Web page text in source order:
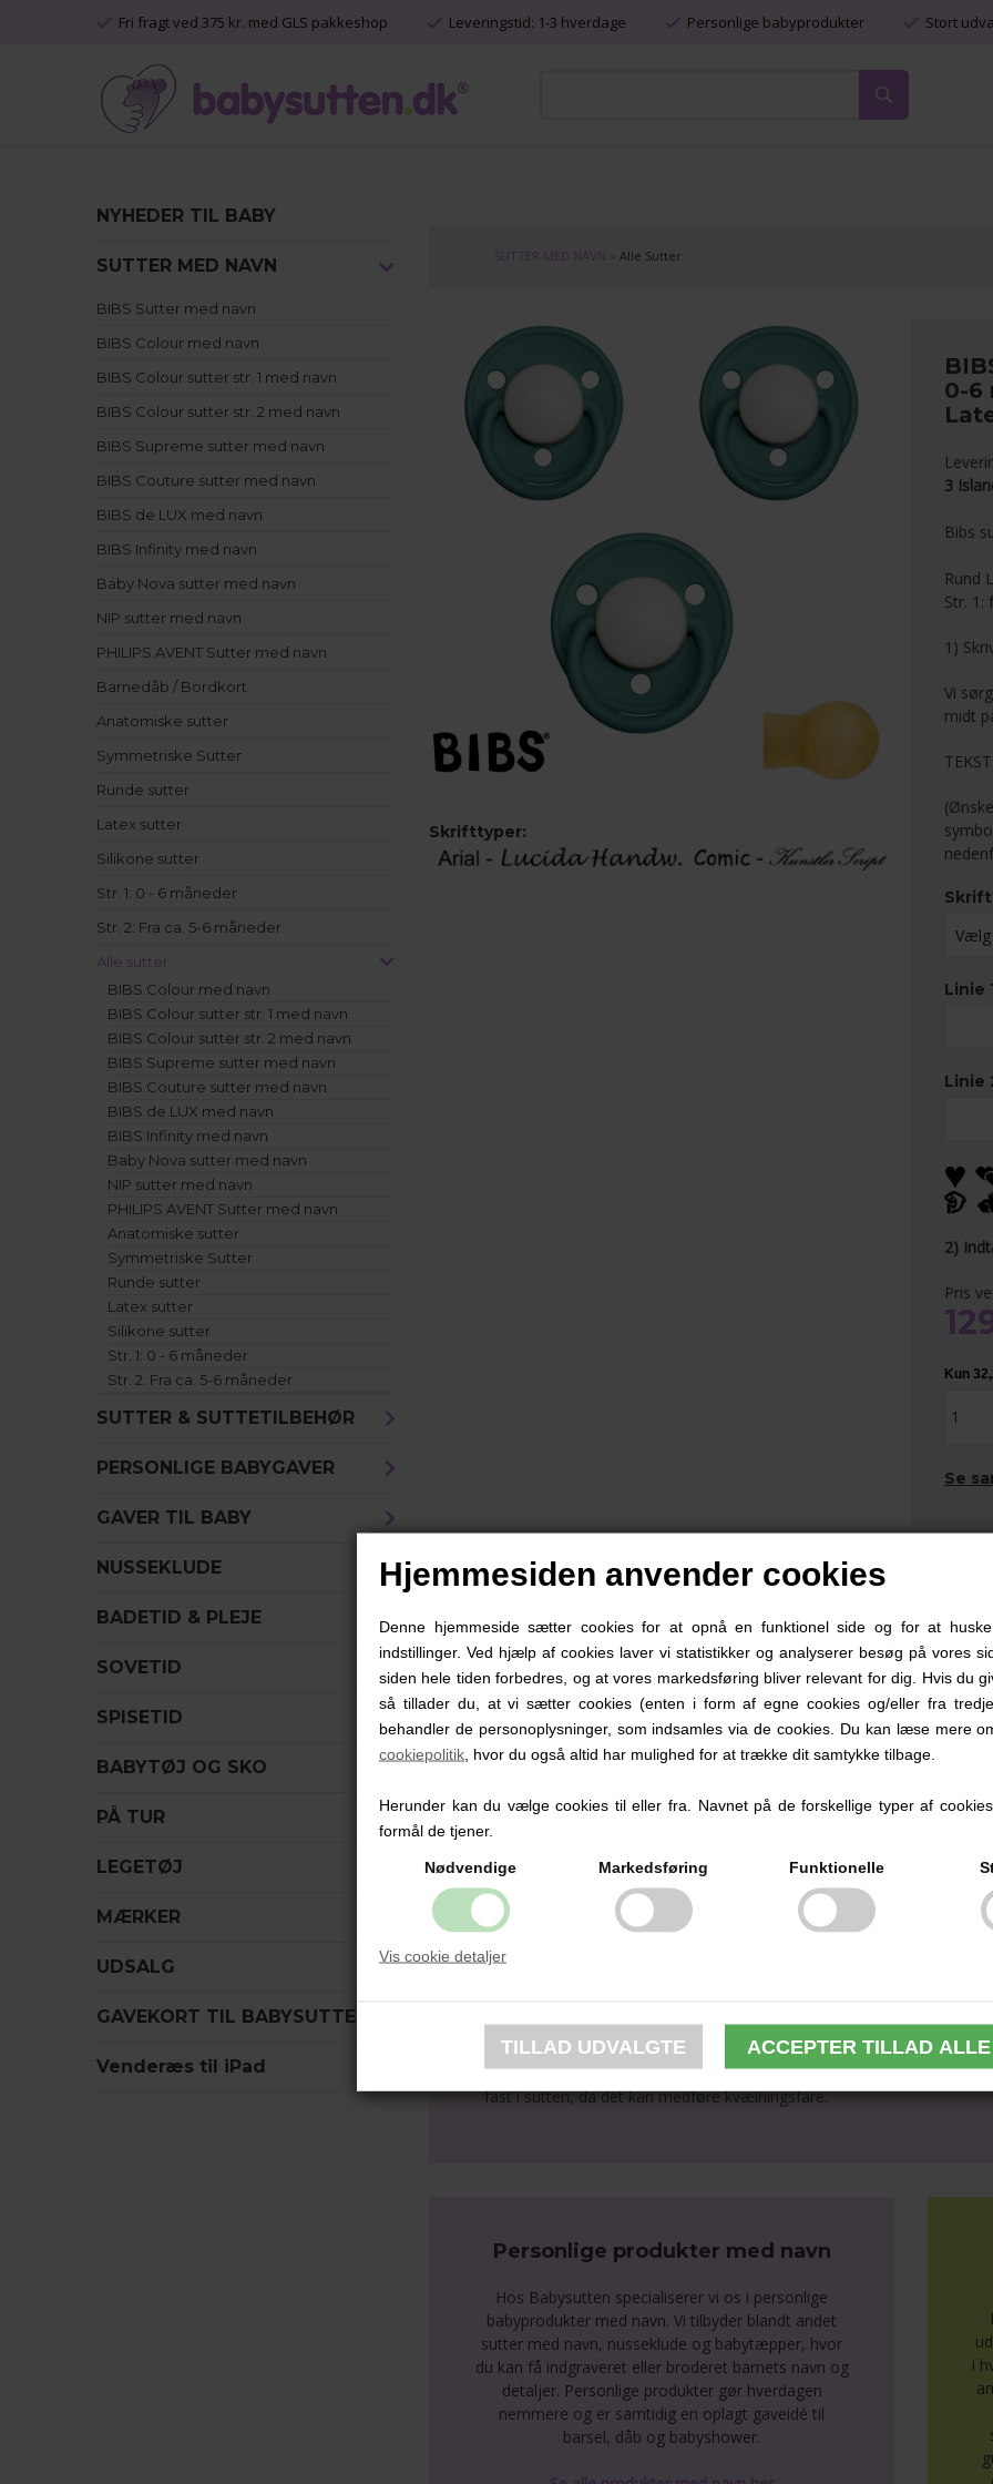
Hjemmesiden anvender cookies
Denne hjemmeside sætter cookies for at opnå en funktionel side og for at
indstillinger. Ved hjælp af cookies laver vi statistikker og analyserer besøg på vores
siden hele tiden forbedres, og at vores markedsføring bliver relevant for dig. Hvis du
så tillader du, at vi sætter cookies (enten i form af egne cookies og/eller fra
behandler de personoplysninger, som indsamles via de cookies. Du kan læse mere
cookiepolitik , hvor du også altid har mulighed for at trække dit samtykke tilbage.
Herunder kan du vælge cookies til eller fra. Navnet på de forskellige typer af
formål de tjener.
Nødvendige Markedsføring Funktionelle
Vis cookie detaljer
Fri fragt ved 375 kr. med GLS pakkeshop Leveringstid: 1-3 hverdage Personlige babyprodukter Stort
NYHEDER TIL BABY
SUTTER MED NAVN
BIBS Sutter med navn
BIBS Colour med navn
BIBS Colour sutter str. 1 med navn
BIBS Colour sutter str. 2 med navn
BIBS Supreme sutter med navn
BIBS Couture sutter med navn
BIBS de LUX med navn
BIBS Infinity med navn
Baby Nova sutter med navn
NIP sutter med navn
PHILIPS AVENT Sutter med navn
Barnedåb / Bordkort
Anatomiske sutter
Symmetriske Sutter
Runde sutter
Latex sutter
Silikone sutter
Str. 1: 0 - 6 måneder
Str. 2: Fra ca. 5-6 måneder
Alle sutter
BIBS Colour med navn
BIBS Colour sutter str. 1 med navn
BIBS Colour sutter str. 2 med navn
BIBS Supreme sutter med navn
BIBS Couture sutter med navn
BIBS de LUX med navn
BIBS Infinity med navn
Baby Nova sutter med navn
NIP sutter med navn
PHILIPS AVENT Sutter med navn
Anatomiske sutter
Symmetriske Sutter
Runde sutter
Latex sutter
Silikone sutter
Str. 1: 0 - 6 måneder
Str. 2: Fra ca. 5-6 måneder
SUTTER & SUTTETILBEHØR
PERSONLIGE BABYGAVER
GAVER TIL BABY
NUSSEKLUDE
BADETID & PLEJE
SOVETID
SPISETID
BABYTØJ OG SKO
PÅ TUR
LEGETØJ
MÆRKER
UDSALG
GAVEKORT TIL BABYSUTTEN
Venderæs til iPad
SUTTER MED NAVN Alle Sutter
Skrifttyper:
0-6
3
Bibs
Rund
Str. 1:
1)
Vi
midt
Linie
Linie
2)
Pris
Se
Beskrivelse Info
Bibs de Lux sutter med navn er en meget populær sut. Der ligger 3
Denne sut er rund med et skjold der buer udad.
Bibs sutten er dansk produceret og har været i produktion i næsten 50
Med vore unikke og personlige sutter med navn, undgår du at de
Skriften på sutten kan ikke slides af, hvilket gør, at den holder sig flot
BABYSUTTENS slidstærke kvalitetssutter, opfylder krav til standard
krav til kvalitet, holdbarhed, funktionalitet og miljø. Sutten er BPA-fri,
udstyret med sikkerheds- og lufthuller.
For dit barns sikkerhed - ADVARSEL:
Kontroller altid produktet før brug. Træk sutten i alle retninger. Smid
kun de dertil beregnede sutteholdere, som er testet i henhold til EN
fast i sutten, da det kan medføre kvælningsfare.
Personlige produkter med navn
Hos Babysutten specialiserer vi os i personlige
babyprodukter med navn. Vi tilbyder blandt andet
sutter med navn, nusseklude og babytæpper, hvor
du kan få indgraveret eller broderet barnets navn og
detaljer. Personlige produkter gør hverdagen
nemmere og er samtidig en oplagt gaveidé til
barsel, dåb og babyshower.
i